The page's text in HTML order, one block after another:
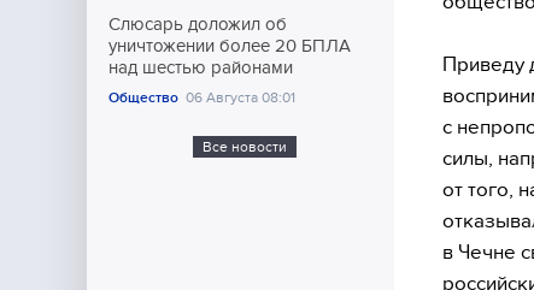
Слюсарь доложил об
уничтожении более 20 БПЛА
над шестью районами
Общество 06 Августа 08:01
Все новости
Приведу
с
силы,
от того,
в Чечне